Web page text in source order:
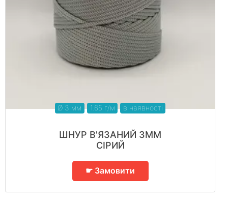
Ø 3 мм 1.65 г/м в наявності
ШНУР В'ЯЗАНИЙ 3ММ
СІРИЙ
☛ Замовити